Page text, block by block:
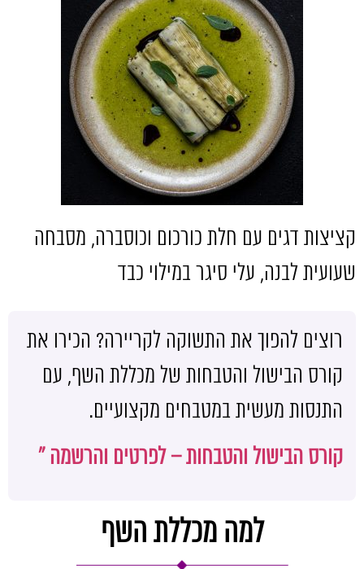
קציצות דגים עם חלת כורכום וכוסברה, מסבחה
שעועית לבנה, עלי סיגר במילוי כבד
רוצים להפוך את התשוקה לקריירה? הכירו את
קורס הבישול והטבחות של מכללת השף, עם
התנסות מעשית במטבחים מקצועיים.
קורס הבישול והטבחות – לפרטים והרשמה »
למה מכללת השף